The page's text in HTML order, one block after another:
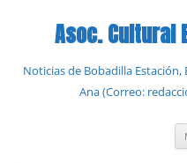
contenidoAsoc. Cultural
Noticias de Bobadilla
Ana (Correo: